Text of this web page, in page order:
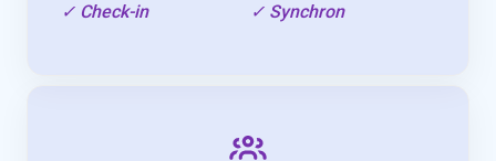
✓ Check-in ✓ Synchron